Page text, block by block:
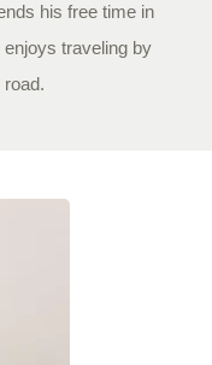
his free time in
traveling by